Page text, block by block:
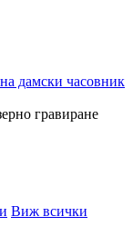
дамски часовник
гравиране
Виж всички